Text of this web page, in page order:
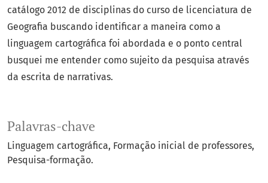
Palavras-chave
Linguagem cartográfica Formação inicial de professores
Pesquisa-formação.
catálogo 2012 de disciplinas do curso de licenciatura de
Geografia buscando identificar a maneira como a
linguagem cartográfica foi abordada e o ponto central
busquei me entender como sujeito da pesquisa através
da escrita de narrativas.